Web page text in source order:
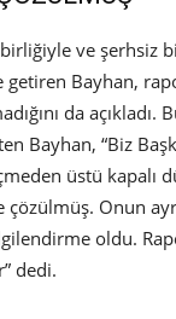
ve şerhsiz
Bayhan,
da açıkladı.
Bayhan, “Biz
üstü kapalı
Onun
oldu.
dedi.